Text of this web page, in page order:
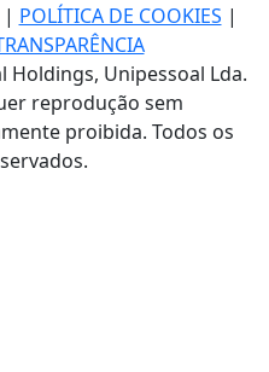
| POLÍTICA DE COOKIES |
Holdings, Unipessoal Lda.
reprodução sem
proibida. Todos os